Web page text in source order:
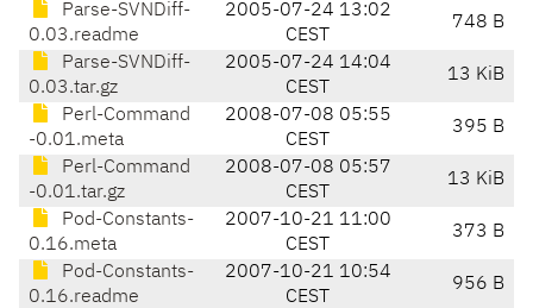
Parse-SVNDiff-
0.03.readme
2005-07-24 13:02
CEST
748 B
Parse-SVNDiff-
0.03.tar.gz
2005-07-24 14:04
CEST
13 KiB
Perl-Command
-0.01.meta
2008-07-08 05:55
CEST
395 B
Perl-Command
-0.01.tar.gz
2008-07-08 05:57
CEST
13 KiB
Pod-Constants-
0.16.meta
2007-10-21 11:00
CEST
373 B
Pod-Constants-
0.16.readme
2007-10-21 10:54
CEST
956 B